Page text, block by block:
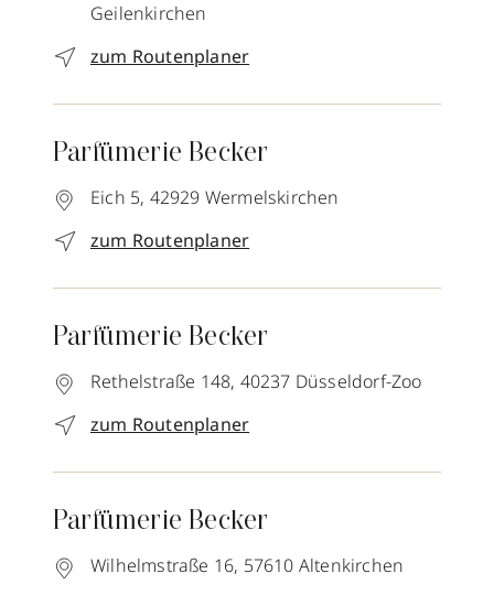
Geilenkirchen
zum Routenplaner
Parfümerie Becker
Eich 5, 42929 Wermelskirchen
zum Routenplaner
Parfümerie Becker
Rethelstraße 148, 40237 Düsseldorf-Zoo
zum Routenplaner
Parfümerie Becker
Wilhelmstraße 16, 57610 Altenkirchen